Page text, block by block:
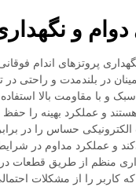
و
پروتزهای اندام
در بلندمدت و راحتی در
و با مقاومت بالا
و عملکرد بهینه را
حساس را در
و عملکرد مداوم در
منظم از طریق قطعات
را از مشکلات